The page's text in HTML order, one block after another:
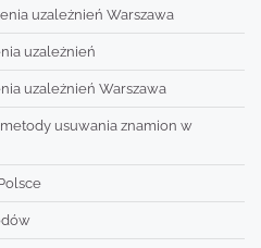
uzależnień Warszawa
uzależnień
uzależnień Warszawa
usuwania znamion w